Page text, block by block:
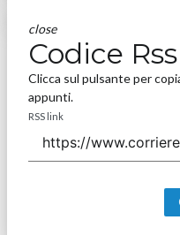
close
Codice Rss
Clicca sul pulsante per
appunti.
RSS link